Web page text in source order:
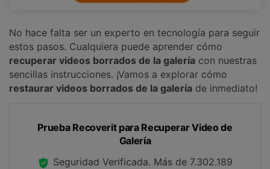
No hace falta ser un experto en tecnología para seguir
estos pasos. Cualquiera puede aprender cómo
recuperar videos borrados de la galería con nuestras
sencillas instrucciones. ¡Vamos a explorar cómo
restaurar videos borrados de la galería de inmediato!
Prueba Recoverit para Recuperar Video de
Galería
Seguridad Verificada. Más de 7.302.189